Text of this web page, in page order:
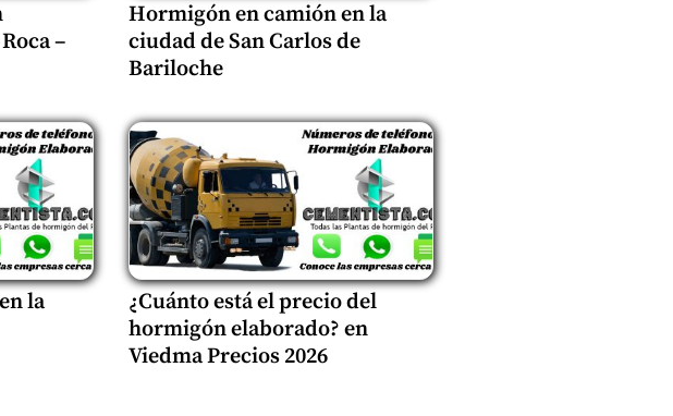
–
Hormigón en camión en la
ciudad de San Carlos de
Bariloche
la
¿Cuánto está el precio del
hormigón elaborado? en
Viedma Precios 2026